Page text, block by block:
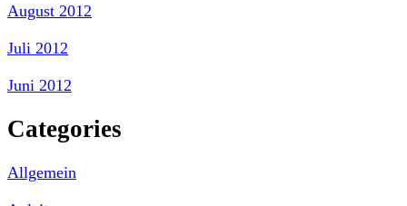
August 2012
Juli 2012
Juni 2012
Categories
Allgemein